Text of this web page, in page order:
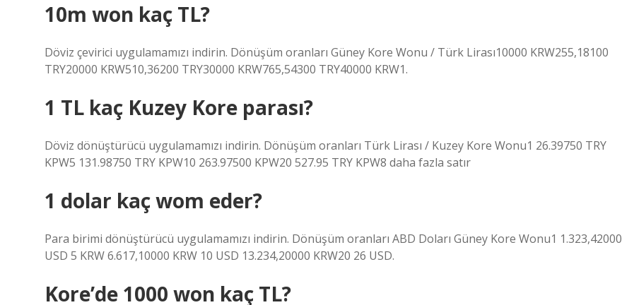
10m won kaç TL?
Döviz çevirici uygulamamızı indirin. Dönüşüm oranları Güney Kore Wonu / Türk Lirası10000 KRW255,18100
TRY20000 KRW510,36200 TRY30000 KRW765,54300 TRY40000 KRW1.
1 TL kaç Kuzey Kore parası?
Döviz dönüştürücü uygulamamızı indirin. Dönüşüm oranları Türk Lirası / Kuzey Kore Wonu1 26.39750 TRY
KPW5 131.98750 TRY KPW10 263.97500 KPW20 527.95 TRY KPW8 daha fazla satır
1 dolar kaç wom eder?
Para birimi dönüştürücü uygulamamızı indirin. Dönüşüm oranları ABD Doları Güney Kore Wonu1 1.323,42000
USD 5 KRW 6.617,10000 KRW 10 USD 13.234,20000 KRW20 26 USD.
Kore’de 1000 won kaç TL?